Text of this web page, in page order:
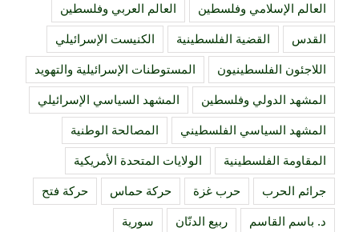
العالم الإسلامي وفلسطين العالم العربي وفلسطين
القدس القضية الفلسطينية الكنيست الإسرائيلي
اللاجئون الفلسطينيون المستوطنات الإسرائيلية والتهويد
المشهد الدولي وفلسطين المشهد السياسي الإسرائيلي
المشهد السياسي الفلسطيني المصالحة الوطنية
المقاومة الفلسطينية الولايات المتحدة الأمريكية
جرائم الحرب حرب غزة حركة حماس حركة فتح
د. باسم القاسم ربيع الدنّان سورية